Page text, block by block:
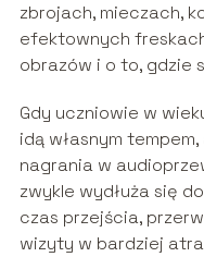
zbrojach, mieczach,
efektownych
obrazów i o to, gdzie
Gdy uczniowie w
idą własnym
nagrania w
zwykle wydłuża się do
czas przejścia,
wizyty w bardziej